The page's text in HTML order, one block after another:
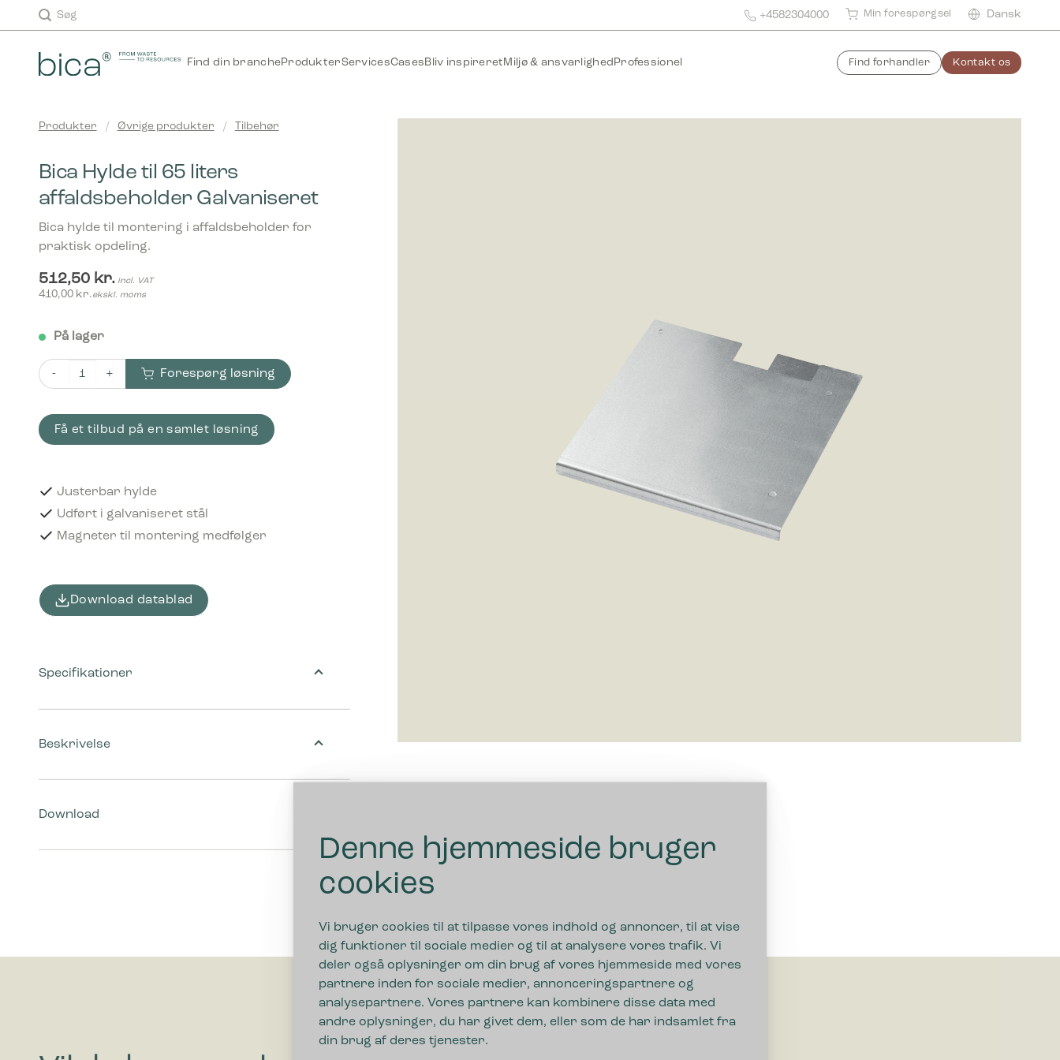
Denne hjemmeside bruger
cookies
Vi bruger cookies til at tilpasse vores indhold og annoncer, til at vise
dig funktioner til sociale medier og til at analysere vores trafik. Vi
deler også oplysninger om din brug af vores hjemmeside med vores
partnere inden for sociale medier, annonceringspartnere og
analysepartnere. Vores partnere kan kombinere disse data med
andre oplysninger, du har givet dem, eller som de har indsamlet fra
din brug af deres tjenester.
to
Søg +4582304000 Min forespørgsel Dansk
Find din brancheProdukterServicesCases Bliv inspireret Miljø & ansvarlighed Professionel Find forhandler Kontakt os
Produkter / Øvrige produkter / Tilbehør
Bica Hylde til 65 liters
affaldsbeholder Galvaniseret
Bica hylde til montering i affaldsbeholder for
praktisk opdeling.
512,50 kr. incl. VAT
410,00 kr.ekskl. moms
På lager
Bica Hylde til 65 liters affaldsbeholder Galvaniseret antal
Forespørg løsning
Få et tilbud på en samlet løsning
Justerbar hylde
Udført i galvaniseret stål
Magneter til montering medfølger
Download datablad
Beskrivelse
Download
Specifikationer